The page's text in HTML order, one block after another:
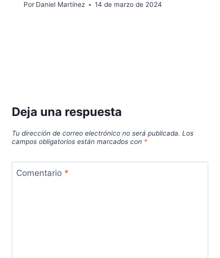
Por Daniel Martínez 14 de marzo de 2024
Deja una respuesta
Tu dirección de correo electrónico no será publicada. Los
campos obligatorios están marcados con *
Comentario *